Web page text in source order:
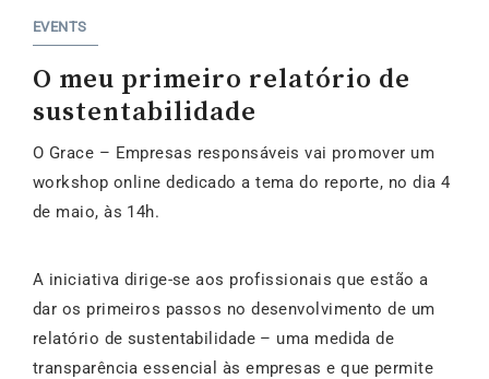
EVENTS
O meu primeiro relatório de
sustentabilidade
O Grace – Empresas responsáveis vai promover um
workshop online dedicado a tema do reporte, no dia 4
de maio, às 14h.
A iniciativa dirige-se aos profissionais que estão a
dar os primeiros passos no desenvolvimento de um
relatório de sustentabilidade – uma medida de
transparência essencial às empresas e que permite